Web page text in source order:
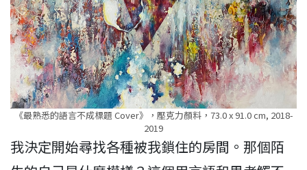
《最熟悉的語言不成標題 Cover》，壓克力顏料，73.0 x 91.0 cm, 2018-
2019
我決定開始尋找各種被我鎖住的房間。那個陌